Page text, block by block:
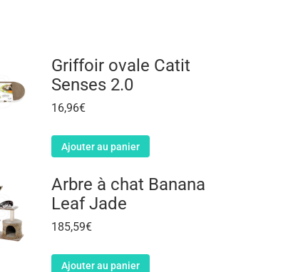
Griffoir ovale Catit
Senses 2.0
16,96€
Ajouter au panier
Arbre à chat Banana
Leaf Jade
185,59€
Ajouter au panier